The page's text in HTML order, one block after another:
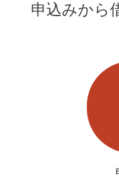
申込みから